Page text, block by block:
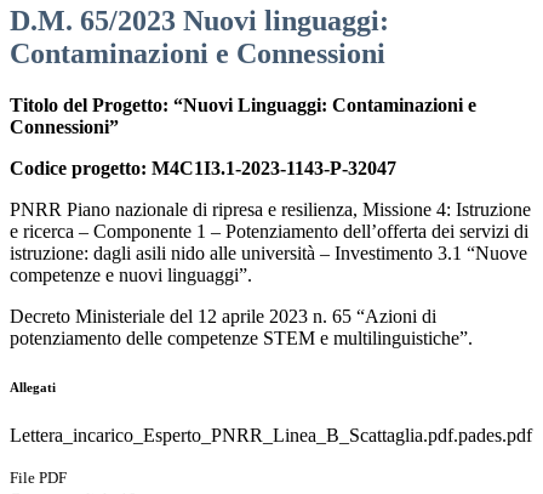
D.M. 65/2023 Nuovi linguaggi:
Contaminazioni e Connessioni
Titolo del Progetto: “Nuovi Linguaggi: Contaminazioni e
Connessioni”
Codice progetto: M4C1I3.1-2023-1143-P-32047
PNRR Piano nazionale di ripresa e resilienza, Missione 4: Istruzione
e ricerca – Componente 1 – Potenziamento dell’offerta dei servizi di
istruzione: dagli asili nido alle università – Investimento 3.1 “Nuove
competenze e nuovi linguaggi”.
Decreto Ministeriale del 12 aprile 2023 n. 65 “Azioni di
potenziamento delle competenze STEM e multilinguistiche”.
Allegati
Lettera_incarico_Esperto_PNRR_Linea_B_Scattaglia.pdf.pades.pdf
File PDF